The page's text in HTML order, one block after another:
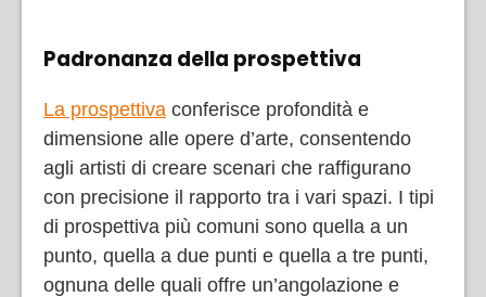
Padronanza della prospettiva
La prospettiva conferisce profondità e
dimensione alle opere d’arte, consentendo
agli artisti di creare scenari che raffigurano
con precisione il rapporto tra i vari spazi. I tipi
di prospettiva più comuni sono quella a un
punto, quella a due punti e quella a tre punti,
ognuna delle quali offre un’angolazione e